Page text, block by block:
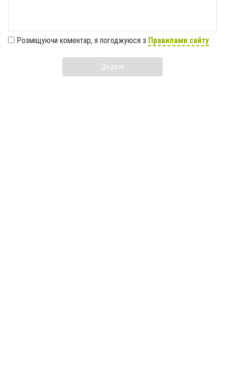
Розміщуючи коментар, я погоджуюся з Правилами сайту
Додати